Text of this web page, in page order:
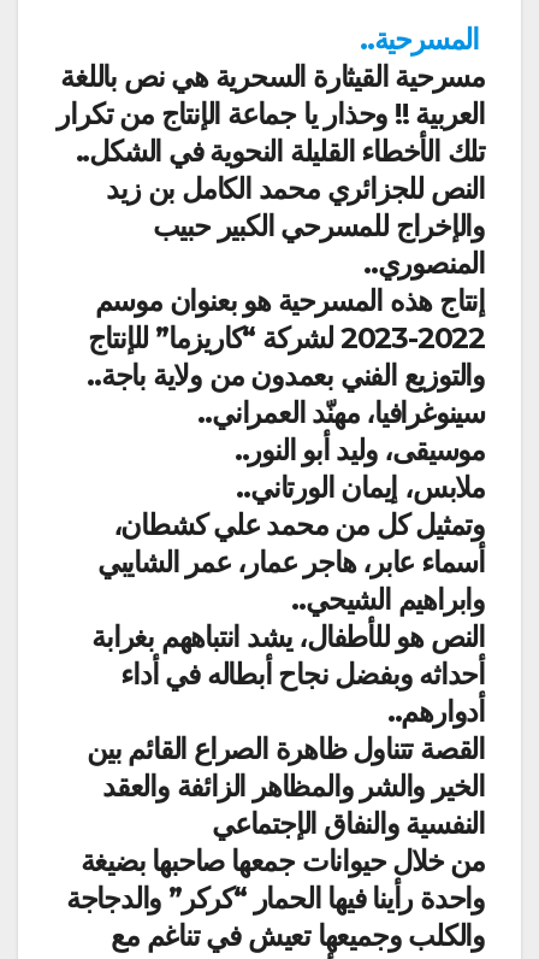
المسرحية..
مسرحية القيثارة السحرية هي نص باللغة
العربية !! وحذار يا جماعة الإنتاج من تكرار
تلك الأخطاء القليلة النحوية في الشكل..
النص للجزائري محمد الكامل بن زيد
والإخراج للمسرحي الكبير حبيب
المنصوري..
إنتاج هذه المسرحية هو بعنوان موسم
2022-2023 لشركة “كاريزما” للإنتاج
والتوزيع الفني بعمدون من ولاية باجة..
سينوغرافيا، مهنّد العمراني..
موسيقى، وليد أبو النور..
ملابس، إيمان الورتاني..
وتمثيل كل من محمد علي كشطان،
أسماء عابر، هاجر عمار، عمر الشايبي
وابراهيم الشيحي..
النص هو للأطفال، يشد انتباههم بغرابة
أحداثه وبفضل نجاح أبطاله في أداء
أدوارهم..
القصة تتناول ظاهرة الصراع القائم بين
الخير والشر والمظاهر الزائفة والعقد
النفسية والنفاق الإجتماعي
من خلال حيوانات جمعها صاحبها بضيغة
واحدة رأينا فيها الحمار “كركر” والدجاجة
والكلب وجميعها تعيش في تناغم مع